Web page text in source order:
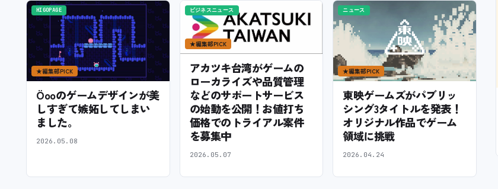
HIGOPAGE
★編集部PICK
Öooのゲームデザインが美
しすぎて嫉妬してしまい
ました。
2026.05.08
ビジネスニュース
★編集部PICK
アカツキ台湾がゲームの
ローカライズや品質管理
などのサポートサービス
の始動を公開！お値打ち
価格でのトライアル案件
を募集中
2026.05.07
ニュース
★編集部PICK
東映ゲームズがパブリッ
シング3タイトルを発表！
オリジナル作品でゲーム
領域に挑戦
2026.04.24